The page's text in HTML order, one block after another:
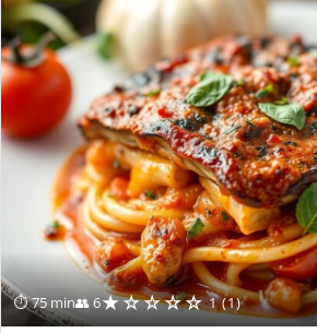
⏱ 75 min👥 6★☆☆☆☆ 1 (1)